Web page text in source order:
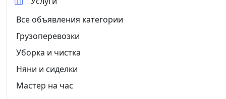
Все объявления категории
Грузоперевозки
Уборка и чистка
Няни и сиделки
Мастер на час